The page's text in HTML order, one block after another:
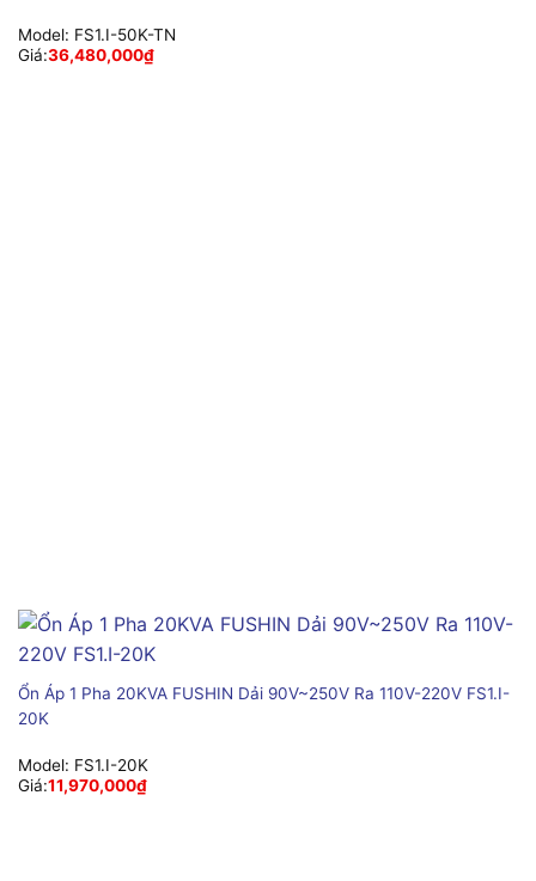
Model: FS1.I-50K-TN
Giá:36,480,000₫
Ổn Áp 1 Pha 20KVA FUSHIN Dải 90V~250V Ra 110V-220V FS1.I-
20K
Model: FS1.I-20K
Giá:11,970,000₫